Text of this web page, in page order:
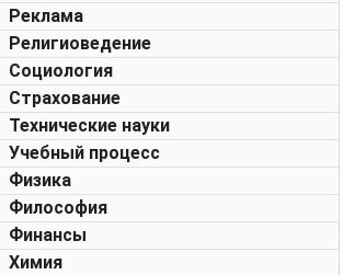
Реклама
Религиоведение
Социология
Страхование
Технические науки
Учебный процесс
Физика
Философия
Финансы
Химия